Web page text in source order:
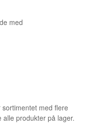
med
med flere
produkter på lager.